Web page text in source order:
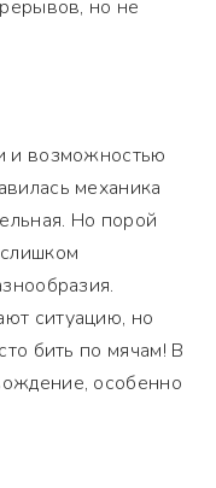
но не
и возможностью
механика
Но порой
ситуацию, но
бить по мячам! В
особенно